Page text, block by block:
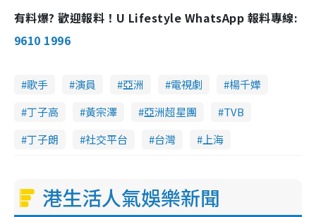
有料爆? 歡迎報料！U Lifestyle WhatsApp 報料專線:
9610 1996
歌手 演員 亞洲 電視劇
楊千嬅
丁子高
黃宗澤 亞洲超星團
TVB
丁子朗
社交平台 台灣 上海
港生活人氣娛樂新聞